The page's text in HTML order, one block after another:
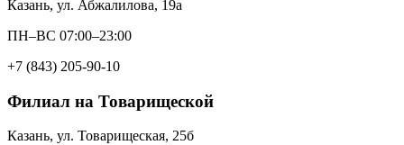
Казань, ул. Абжалилова, 19а
ПН–ВС 07:00–23:00
+7 (843) 205-90-10
Филиал на Товарищеской
Казань, ул. Товарищеская, 25б